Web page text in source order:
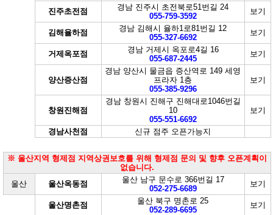
진주초전점
경남 진주시 초전북로51번길 24
055-759-3592
보기
김해율하점
경남 김해시 율하1로81번길 12
055-327-6692
보기
거제옥포점
경남 거제시 옥포로4길 16
055-687-2445
보기
양산증산점
경남 양산시 물금읍 증산역로 149 세영
프라자 1층
055-385-9296
보기
창원진해점
경남 창원시 진해구 진해대로1046번길
10
055-551-6692
보기
경남사천점 신규 점주 오픈가능지
※ 울산지역 형제점 지역상권보호를 위해 형제점 문의 및 향후 오픈계획이
없습니다.
울산
울산옥동점
울산 남구 문수로 366번길 17
052-275-6689
보기
울산명촌점
울산 북구 명촌로 25
052-289-6695
보기